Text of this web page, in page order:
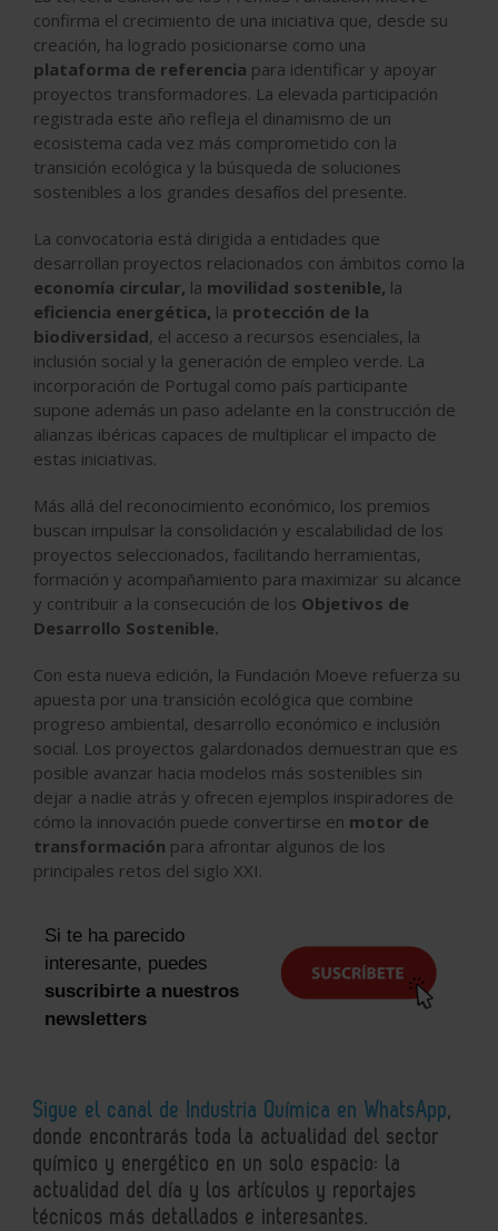
confirma el crecimiento de una iniciativa que, desde su
creación, ha logrado posicionarse como una
plataforma de referencia para identificar y apoyar
proyectos transformadores. La elevada participación
registrada este año refleja el dinamismo de un
ecosistema cada vez más comprometido con la
transición ecológica y la búsqueda de soluciones
sostenibles a los grandes desafíos del presente.
La convocatoria está dirigida a entidades que
desarrollan proyectos relacionados con ámbitos como la
economía circular, la movilidad sostenible, la
eficiencia energética, la protección de la
biodiversidad, el acceso a recursos esenciales, la
inclusión social y la generación de empleo verde. La
incorporación de Portugal como país participante
supone además un paso adelante en la construcción de
alianzas ibéricas capaces de multiplicar el impacto de
estas iniciativas.
Más allá del reconocimiento económico, los premios
buscan impulsar la consolidación y escalabilidad de los
proyectos seleccionados, facilitando herramientas,
formación y acompañamiento para maximizar su alcance
y contribuir a la consecución de los Objetivos de
Desarrollo Sostenible.
Con esta nueva edición, la Fundación Moeve refuerza su
apuesta por una transición ecológica que combine
progreso ambiental, desarrollo económico e inclusión
social. Los proyectos galardonados demuestran que es
posible avanzar hacia modelos más sostenibles sin
dejar a nadie atrás y ofrecen ejemplos inspiradores de
cómo la innovación puede convertirse en motor de
transformación para afrontar algunos de los
principales retos del siglo XXI.
Si te ha parecido
interesante, puedes
suscribirte a nuestros
newsletters
Sigue el canal de Industria Química en WhatsApp,
donde encontrarás toda la actualidad del sector
químico y energético en un solo espacio: la
actualidad del día y los artículos y reportajes
técnicos más detallados e interesantes.